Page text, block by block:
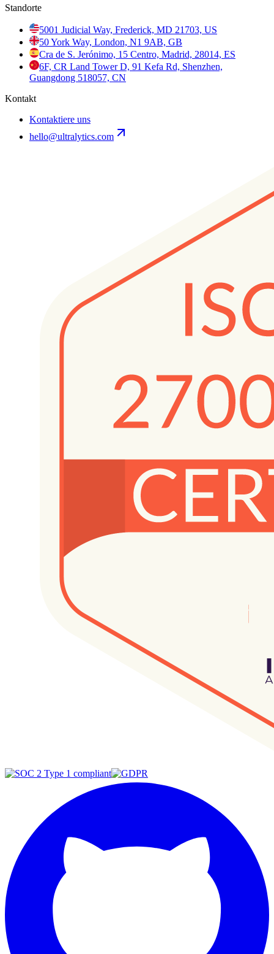
Standorte
5001 Judicial Way, Frederick, MD 21703, US
50 York Way, London, N1 9AB, GB
Cra de S. Jerónimo, 15 Centro, Madrid, 28014, ES
6F, CR Land Tower D, 91 Kefa Rd, Shenzhen,
Guangdong 518057, CN
Kontakt
Kontaktiere uns
hello@ultralytics.com